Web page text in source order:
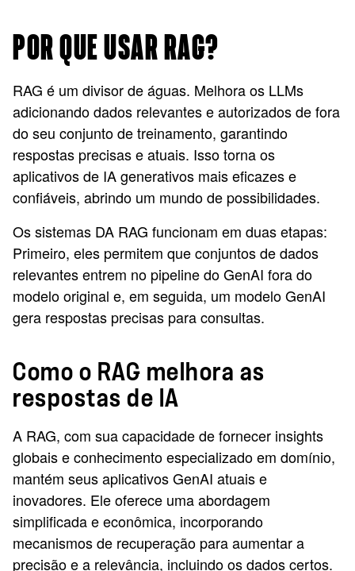
POR QUE USAR RAG?
RAG é um divisor de águas. Melhora os LLMs
adicionando dados relevantes e autorizados de fora
do seu conjunto de treinamento, garantindo
respostas precisas e atuais. Isso torna os
aplicativos de IA generativos mais eficazes e
confiáveis, abrindo um mundo de possibilidades.
Os sistemas DA RAG funcionam em duas etapas:
Primeiro, eles permitem que conjuntos de dados
relevantes entrem no pipeline do GenAI fora do
modelo original e, em seguida, um modelo GenAI
gera respostas precisas para consultas.
Como o RAG melhora as
respostas de IA
A RAG, com sua capacidade de fornecer insights
globais e conhecimento especializado em domínio,
mantém seus aplicativos GenAI atuais e
inovadores. Ele oferece uma abordagem
simplificada e econômica, incorporando
mecanismos de recuperação para aumentar a
precisão e a relevância, incluindo os dados certos.